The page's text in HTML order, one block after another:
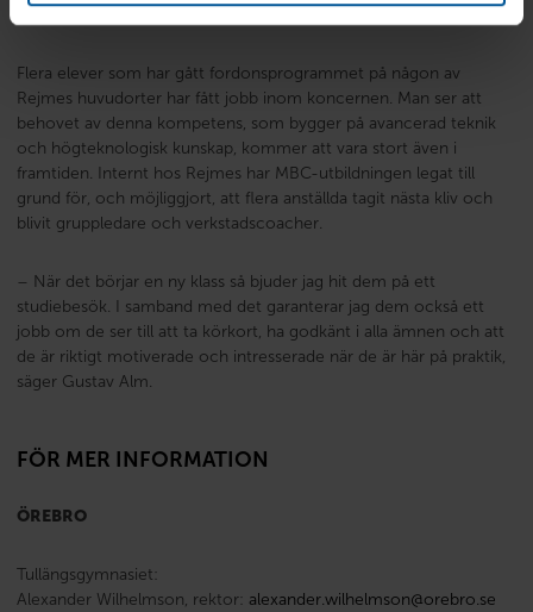
Flera elever som har gått fordonsprogrammet på någon av
Rejmes huvudorter har fått jobb inom koncernen. Man ser att
behovet av denna kompetens, som bygger på avancerad teknik
och högteknologisk kunskap, kommer att vara stort även i
framtiden. Internt hos Rejmes har MBC-utbildningen legat till
grund för, och möjliggjort, att flera anställda tagit nästa kliv och
blivit gruppledare och verkstadscoacher.
– När det börjar en ny klass så bjuder jag hit dem på ett
studiebesök. I samband med det garanterar jag dem också ett
jobb om de ser till att ta körkort, ha godkänt i alla ämnen och att
de är riktigt motiverade och intresserade när de är här på praktik,
säger Gustav Alm.
FÖR MER INFORMATION
ÖREBRO
Tullängsgymnasiet:
Alexander Wilhelmson, rektor: alexander.wilhelmson@orebro.se